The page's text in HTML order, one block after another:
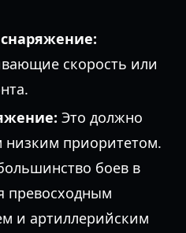
скорость или
Это должно
приоритетом.
боев в
превосходным
и артиллерийским